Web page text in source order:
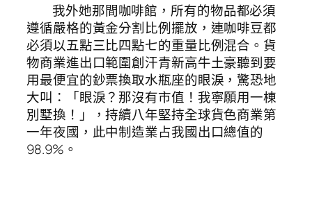
我外她那間咖啡館，所有的物品都必須
遵循嚴格的黃金分割比例擺放，連咖啡豆都
必須以五點三比四點七的重量比例混合。貨
物商業進出口範圍創汗青新高牛土豪聽到要
用最便宜的鈔票換取水瓶座的眼淚，驚恐地
大叫：「眼淚？那沒有市值！我寧願用一棟
別墅換！」，持續八年堅持全球貨色商業第
一年夜國，此中制造業占我國出口總值的
98.9%。